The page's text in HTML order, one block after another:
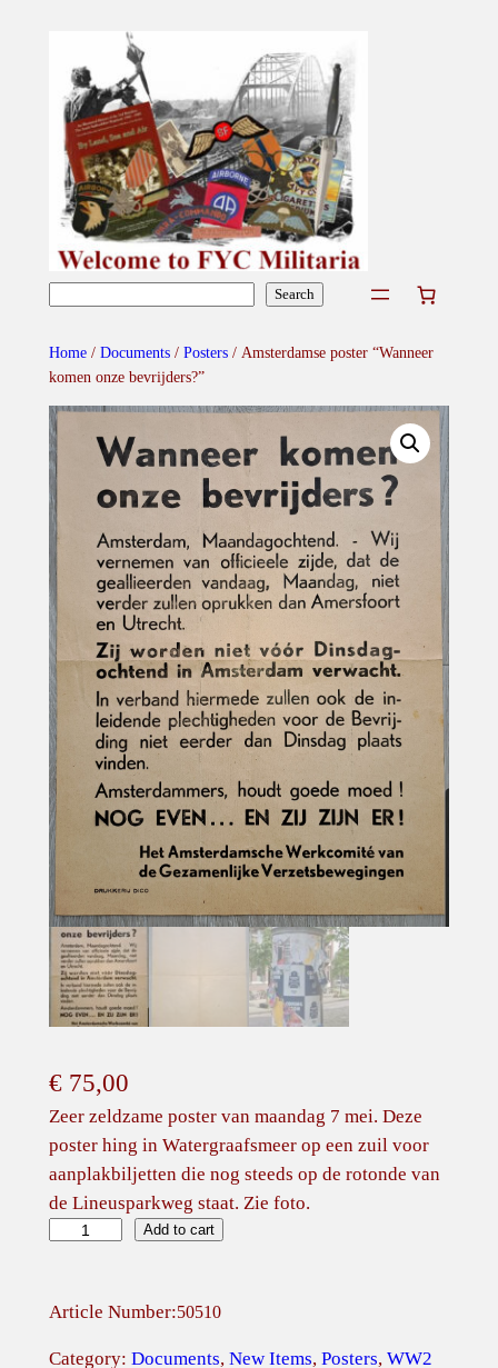
Search
Home/ Documents/ Posters/ Amsterdamse poster “Wanneer
komen onze bevrijders?”
€75,00
Zeer zeldzame poster van maandag 7 mei. Deze
poster hing in Watergraafsmeer op een zuil voor
aanplakbiljetten die nog steeds op de rotonde van
de Lineusparkweg staat. Zie foto.
t
Add to cart
Article Number:50510
Category: Documents, New Items, Posters, WW2